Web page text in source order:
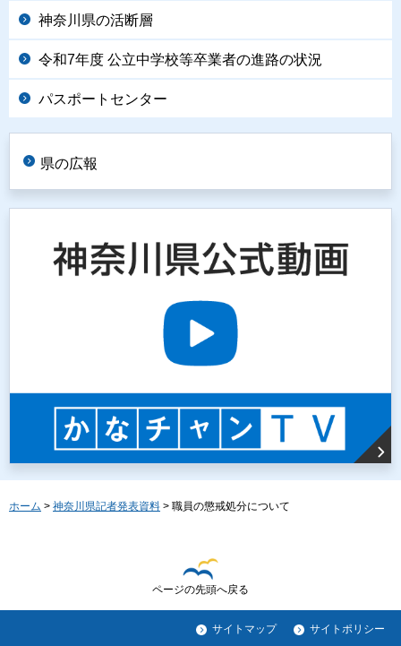
神奈川県の活断層
令和7年度 公立中学校等卒業者の進路の状況
パスポートセンター
県の広報
ホーム > 神奈川県記者発表資料 > 職員の懲戒処分について
ページの先頭へ戻る
サイトマップ サイトポリシー